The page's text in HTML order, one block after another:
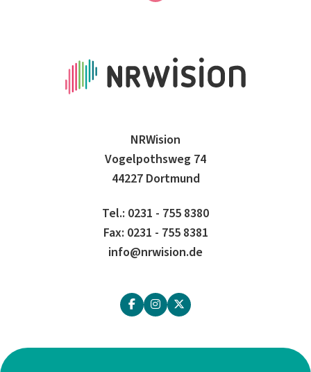
NRWision
Vogelpothsweg 74
44227 Dortmund
Tel.: 0231 - 755 8380
Fax: 0231 - 755 8381
info@nrwision.de